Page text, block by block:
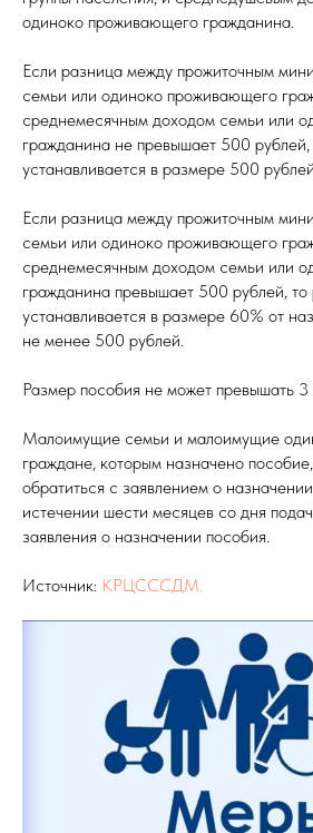
одиноко проживающего гражданина.
Если разница между прожиточным
семьи или одиноко проживающего
среднемесячным доходом семьи или
гражданина не превышает 500
устанавливается в размере 500
Если разница между прожиточным
семьи или одиноко проживающего
среднемесячным доходом семьи или
гражданина превышает 500 рублей, то
устанавливается в размере 60% от
не менее 500 рублей.
Размер пособия не может превышать
Малоимущие семьи и малоимущие
граждане, которым назначено
обратиться с заявлением о
истечении шести месяцев со дня
заявления о назначении пособия.
Источник: КРЦСССДМ.